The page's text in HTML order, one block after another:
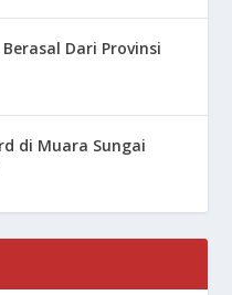
Dari Provinsi
di Muara Sungai